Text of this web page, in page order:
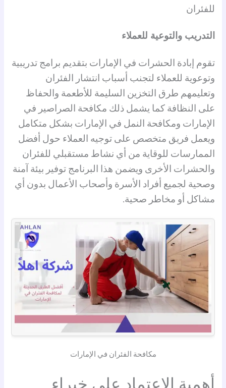
للفئران
التدريب والتوعية للعملاء
تقوم إبادة الحشرات في الإمارات بتقديم برامج تدريبية
وتوعوية للعملاء لتجنب أسباب انتشار الفئران
وتعليمهم طرق التخزين السليمة للأطعمة والحفاظ
على النظافة كما يشمل ذلك مكافحة الصراصير في
الإمارات ومكافحة النمل في الإمارات بشكل متكامل
ويعمل فريق متخصص على توجيه العملاء حول أفضل
الممارسات للوقاية من أي نشاط مستقبلي للفئران
والحشرات الأخرى ويضمن هذا البرنامج توفير بيئة آمنة
وصحية لجميع أفراد الأسرة وأصحاب الأعمال بدون أي
مشاكل أو مخاطر صحية.
مكافحة الفئران في الإمارات